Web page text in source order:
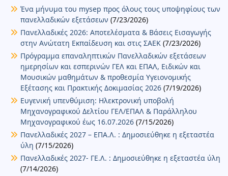
Ένα μήνυμα του mysep προς όλους τους υποψηφίους των
πανελλαδικών εξετάσεων (7/23/2026)
Πανελλαδικές 2026: Αποτελέσματα & Βάσεις Εισαγωγής
στην Ανώτατη Εκπαίδευση και στις ΣΑΕΚ (7/23/2026)
Πρόγραμμα επαναληπτικών Πανελλαδικών εξετάσεων
ημερησίων και εσπερινών ΓΕΛ και ΕΠΑΛ, Ειδικών και
Μουσικών μαθημάτων & προθεσμία Υγειονομικής
Εξέτασης και Πρακτικής Δοκιμασίας 2026 (7/19/2026)
Ευγενική υπενθύμιση: Ηλεκτρονική υποβολή
Μηχανογραφικού Δελτίου ΓΕΛ/ΕΠΑΛ & Παράλληλου
Μηχανογραφικού έως 16.07.2026 (7/15/2026)
Πανελλαδικές 2027 – ΕΠΑ.Λ. : Δημοσιεύθηκε η εξεταστέα
ύλη (7/15/2026)
Πανελλαδικές 2027- ΓΕ.Λ. : Δημοσιεύθηκε η εξεταστέα ύλη
(7/14/2026)